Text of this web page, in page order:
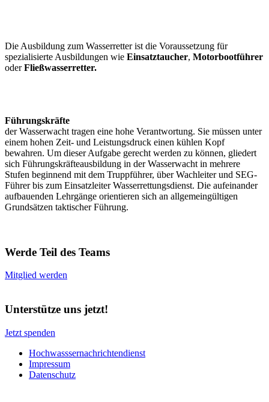
Die Ausbildung zum Wasserretter ist die Voraussetzung für
spezialisierte Ausbildungen wie Einsatztaucher, Motorbootführer
oderFließwasserretter.
Führungskräfte
der Wasserwacht tragen eine hohe Verantwortung. Sie müssen unter
einem hohen Zeit- und Leistungsdruck einen kühlen Kopf
bewahren. Um dieser Aufgabe gerecht werden zu können, gliedert
sich Führungskräfteausbildung in der Wasserwacht in mehrere
Stufen beginnend mit dem Truppführer, über Wachleiter und SEG-
Führer bis zum Einsatzleiter Wasserrettungsdienst. Die aufeinander
aufbauenden Lehrgänge orientieren sich an allgemeingültigen
Grundsätzen taktischer Führung.
Werde Teil des Teams
Mitglied werden
Unterstütze uns jetzt!
Jetzt spenden
Hochwasssernachrichtendienst
Impressum
Datenschutz